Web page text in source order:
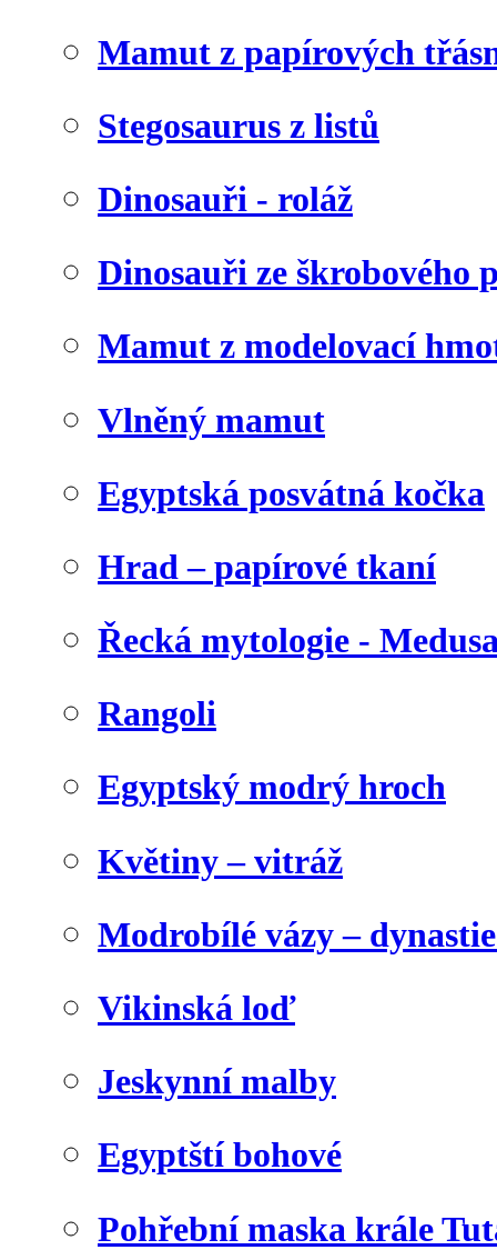
Mamut z papírových
Stegosaurus z listů
Dinosauři - roláž
Dinosauři ze škrobového
Mamut z modelovací
Vlněný mamut
Egyptská posvátná kočka
Hrad – papírové tkaní
Řecká mytologie -
Rangoli
Egyptský modrý hroch
Květiny – vitráž
Modrobílé vázy –
Vikinská loď
Jeskynní malby
Egyptští bohové
Pohřební maska krále